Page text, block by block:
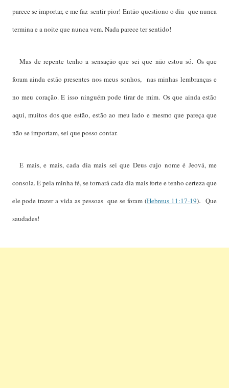
parece se importar, e me faz sentir pior!Então questiono o dia que nunca
termina e a noite que nunca vem. Nada parece ter sentido!
Mas de repente tenho a sensação que sei que não estou só. Os que
foram ainda estão presentes nos meus sonhos, nas minhas lembranças e
no meu coração. E isso ninguém pode tirar de mim. Os que ainda estão
aqui, muitos dos que estão, estão ao meu lado e mesmo que pareça que
não se importam, sei que posso contar.
E mais, e mais, cada dia mais sei que Deus cujo nome é Jeová, me
consola. E pela minha fé, se tornará cada dia mais forte e tenho certeza que
ele pode trazer a vida as pessoas que se foram (Hebreus 11:17-19). Que
saudades!